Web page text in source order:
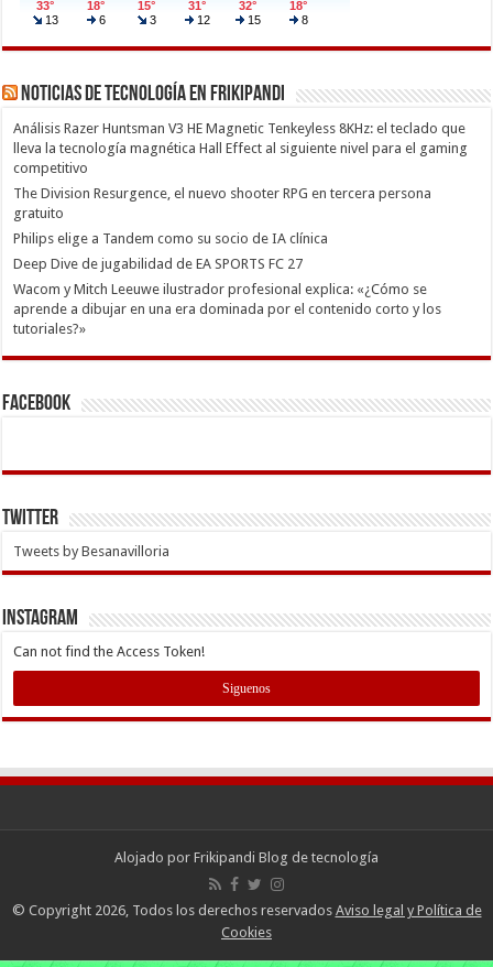
Noticias de Tecnología en Frikipandi
Análisis Razer Huntsman V3 HE Magnetic Tenkeyless 8KHz: el teclado que
lleva la tecnología magnética Hall Effect al siguiente nivel para el gaming
competitivo
The Division Resurgence, el nuevo shooter RPG en tercera persona
gratuito
Philips elige a Tandem como su socio de IA clínica
Deep Dive de jugabilidad de EA SPORTS FC 27
Wacom y Mitch Leeuwe ilustrador profesional explica: «¿Cómo se
aprende a dibujar en una era dominada por el contenido corto y los
tutoriales?»
Facebook
Twitter
Tweets by Besanavilloria
INSTAGRAM
Can not find the Access Token!
Siguenos
Alojado por Frikipandi Blog de tecnología
© Copyright 2026, Todos los derechos reservados Aviso legal y Política de
Cookies